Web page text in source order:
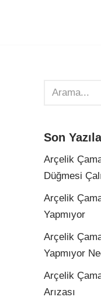
Son
Arçelik
Düğmesi
Arçelik
Yapmıyor
Arçelik
Yapmıyor
Arçelik
Arızası